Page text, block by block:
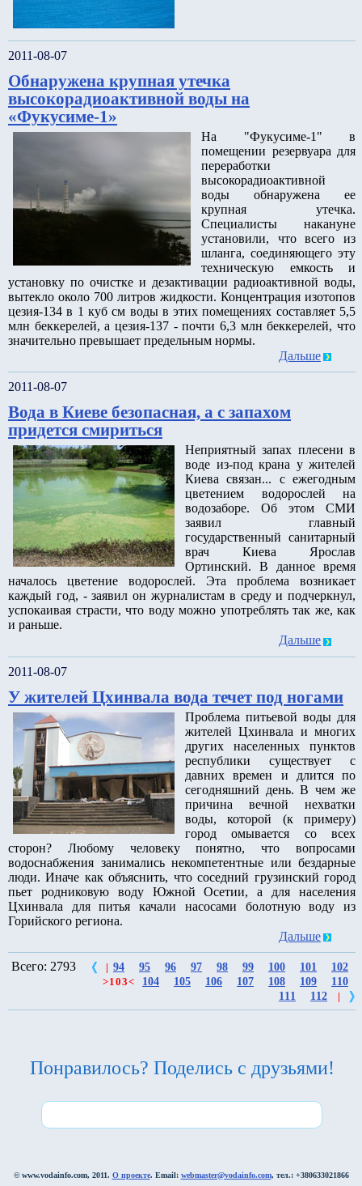
2011-08-07
Обнаружена крупная утечка
высокорадиоактивной воды на
«Фукусиме-1»
На "Фукусиме-1" в
помещении резервуара для
переработки
высокорадиоактивной
воды обнаружена ее
крупная утечка.
Специалисты накануне
установили, что всего из
шланга, соединяющего эту
техническую емкость и
установку по очистке и дезактивации радиоактивной воды,
вытекло около 700 литров жидкости. Концентрация изотопов
цезия-134 в 1 куб см воды в этих помещениях составляет 5,5
млн беккерелей, а цезия-137 - почти 6,3 млн беккерелей, что
значительно превышает предельным нормы.
Дальше
2011-08-07
Вода в Киеве безопасная, а с запахом
придется смириться
Неприятный запах плесени в
воде из-под крана у жителей
Киева связан... с ежегодным
цветением водорослей на
водозаборе. Об этом СМИ
заявил главный
государственный санитарный
врач Киева Ярослав
Ортинский. В данное время
началось цветение водорослей. Эта проблема возникает
каждый год, - заявил он журналистам в среду и подчеркнул,
успокаивая страсти, что воду можно употреблять так же, как
и раньше.
Дальше
2011-08-07
У жителей Цхинвала вода течет под ногами
Проблема питьевой воды для
жителей Цхинвала и многих
других населенных пунктов
республики существует с
давних времен и длится по
сегодняшний день. В чем же
причина вечной нехватки
воды, которой (к примеру)
город омывается со всех
сторон? Любому человеку понятно, что вопросами
водоснабжения занимались некомпетентные или бездарные
люди. Иначе как объяснить, что соседний грузинский город
пьет родниковую воду Южной Осетии, а для населения
Цхинвала для питья качали насосами болотную воду из
Горийского региона.
Дальше
Всего: 2793 94 95 96 97 98 99 100 101 102
>103< 104 105 106 107 108 109
110
111
112
Понравилось? Поделись с друзьями!
© www.vodainfo.com, 2011. О проекте. Email: webmaster@vodainfo.com, тел.: +380633021866